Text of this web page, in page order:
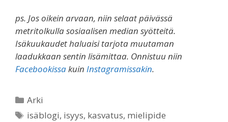
ps. Jos oikein arvaan, niin selaat päivässä
metritolkulla sosiaalisen median syötteitä.
Isäkuukaudet haluaisi tarjota muutaman
laadukkaan sentin lisämittaa. Onnistuu niin
Facebookissakuin Instagramissakin.
Categories
Arki
Tags
isäblogi, isyys, kasvatus, mielipide